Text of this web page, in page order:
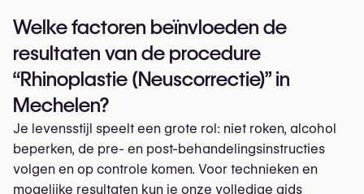
Welke factoren beïnvloeden de
resultaten van de procedure
“Rhinoplastie (Neuscorrectie)” in
Mechelen?
Je levensstijl speelt een grote rol: niet roken, alcohol
beperken, de pre- en post-behandelingsinstructies
volgen en op controle komen. Voor technieken en
mogelijke resultaten kun je onze volledige gids